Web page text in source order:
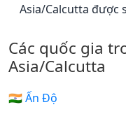
Asia/Calcutta được
Các quốc gia
Asia/Calcutta
🇮🇳 Ấn Độ